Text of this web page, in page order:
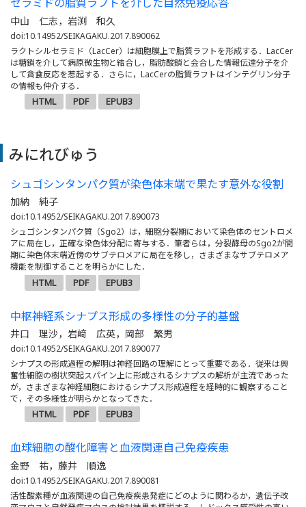
中山 仁志，岩渕 和久
doi:10.14952/SEIKAGAKU.2017.890062
ラクトシルセラミド（LacCer）は細胞膜上で脂質ラフトを形成する．LacCer
は糖鎖を介して病原微生物と結合し，脂肪酸鎖と会合した情報伝達分子を介
して貪食反応を惹起する．さらに，LacCerの脂質ラフトはインテグリン分子
の情報も仲介する．
HTML PDF EPUB3
みにれびゅう
シュゴシンタンパク質が染色体末端で果たす意外な役割
加納 純子
doi:10.14952/SEIKAGAKU.2017.890073
シュゴシンタンパク質（Sgo2）は，細胞分裂期において染色体のセントロメ
アに局在し，正確な染色体分配に寄与する．筆者らは，分裂酵母のSgo2が間
期に染色体末端近傍のサブテロメアに局在を移し，さまざまなサブテロメア
機能を制御することを明らかにした．
HTML PDF EPUB3
中枢神経系シナプス形成の多様性の分子的基盤
井口 理沙，岩﨑 広英，岡部 繁男
doi:10.14952/SEIKAGAKU.2017.890077
シナプスの形成過程の解明は神経回路の理解にとって重要である．従来は興
奮性細胞の樹状突起スパイン上に形成されるシナプスの解析が主流であった
が，さまざまな神経細胞におけるシナプス形成過程を経時的に観察すること
で，その多様性が明らかとなってきた．
HTML PDF EPUB3
血球細胞の酸化障害と血液関連自己免疫疾患
金野 祐，藤井 順逸
doi:10.14952/SEIKAGAKU.2017.890081
活性酸素種が血液関連の自己免疫疾患発症にどのように関わるか，遺伝子改